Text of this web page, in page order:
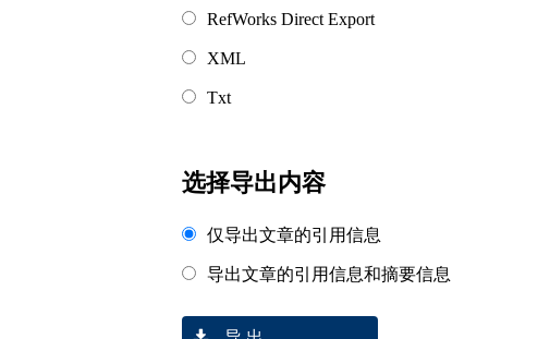
RefWorks Direct Export
XML
Txt
选择导出内容
仅导出文章的引用信息
导出文章的引用信息和摘要信息